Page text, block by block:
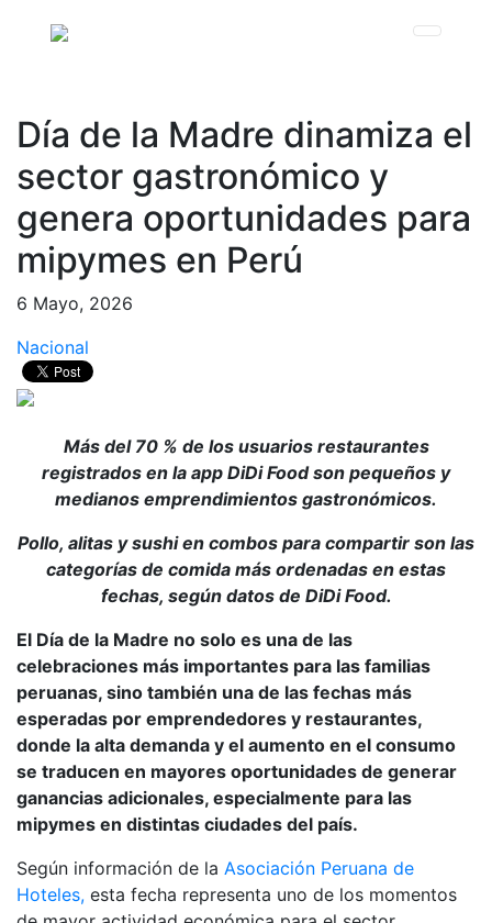
Día de la Madre dinamiza el
sector gastronómico y
genera oportunidades para
mipymes en Perú
6 Mayo, 2026
Nacional
Más del 70 % de los usuarios restaurantes
registrados en la app DiDi Food son pequeños y
medianos emprendimientos gastronómicos.
Pollo, alitas y sushi en combos para compartir son las
categorías de comida más ordenadas en estas
fechas, según datos de DiDi Food.
El Día de la Madre no solo es una de las
celebraciones más importantes para las familias
peruanas, sino también una de las fechas más
esperadas por emprendedores y restaurantes,
donde la alta demanda y el aumento en el consumo
se traducen en mayores oportunidades de generar
ganancias adicionales, especialmente para las
mipymes en distintas ciudades del país.
Según información de la Asociación Peruana de
Hoteles, esta fecha representa uno de los momentos